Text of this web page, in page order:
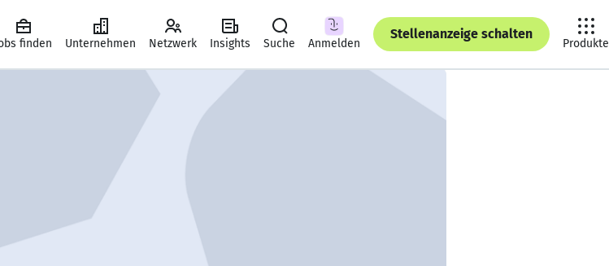
finden Unternehmen Netzwerk Insights Suche Anmelden
Stellenanzeige schalten
Produkte